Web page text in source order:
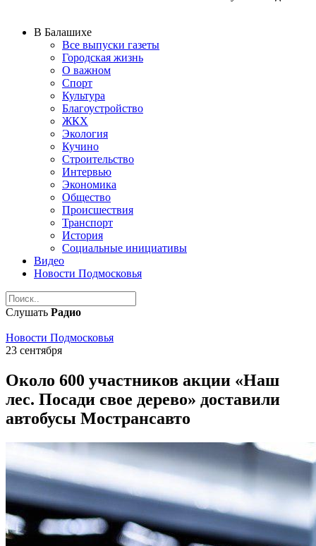
В Балашихе
Все выпуски газеты
Городская жизнь
О важном
Спорт
Культура
Благоустройство
ЖКХ
Экология
Кучино
Строительство
Интервью
Экономика
Общество
Происшествия
Транспорт
История
Социальные инициативы
Видео
Новости Подмосковья
Слушать Радио
Новости Подмосковья
23 сентября
Около 600 участников акции «Наш
лес. Посади свое дерево» доставили
автобусы Мострансавто